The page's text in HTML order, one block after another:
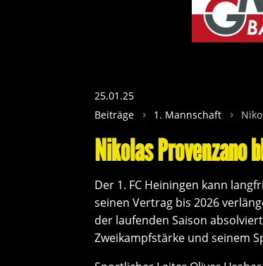
25.01.25
Beiträge
5 1. Mannschaft 5
Nikolas Provenzano
Der 1. FC Heiningen kann
seinen Vertrag bis 2026
der laufenden Saison
Zweikampfstärke und seinem